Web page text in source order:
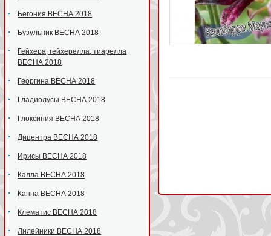
Бегония ВЕСНА 2018
Бузульник ВЕСНА 2018
Гейхера, гейхерелла, тиарелла
ВЕСНА 2018
Георгина ВЕСНА 2018
Гладиолусы ВЕСНА 2018
Глоксиния ВЕСНА 2018
Дицентра ВЕСНА 2018
Ирисы ВЕСНА 2018
Калла ВЕСНА 2018
Канна ВЕСНА 2018
Клематис ВЕСНА 2018
Лилейники ВЕСНА 2018